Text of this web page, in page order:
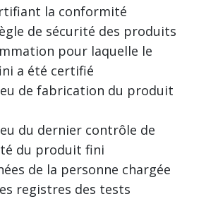
la conformité
de sécurité des produits
pour laquelle le
a été certifié
de fabrication du produit
du dernier contrôle de
du produit fini
de la personne chargée
registres des tests